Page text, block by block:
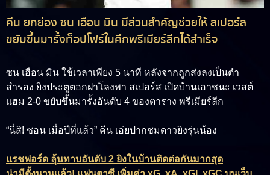
คีน ยกย่อง ซน เฮือน มิน มีส่วนสำคัญช่วยให้ สเปอร์ส
ขยับขึ้นมารั้งท็อปโฟร์ในศึกพรีเมียร์ลีกได้สำเร็จ
ซน เฮือน มิน ใช้เวลาเพียง 5 นาที หลังจากถูกส่งลงเป็นตำ
สำรอง ยิงประตูตอกฝาโลงพา สเปอร์ส เปิดบ้านเอาชนะ เวสต์
แฮม 2-0 ขยับขึ้นมารั้งอันดับ 4 ของตาราง พรีเมียร์ลีก
“นี่สิ! ซอน เมื่อปีที่แล้ว” คีน เอ่ยปากชมดาวยิงรุ่นน้อง
แรชฟอร์ด ลุ้นทาบอันดับ 2 ยิงในบ้านติดต่อกันมากสุด